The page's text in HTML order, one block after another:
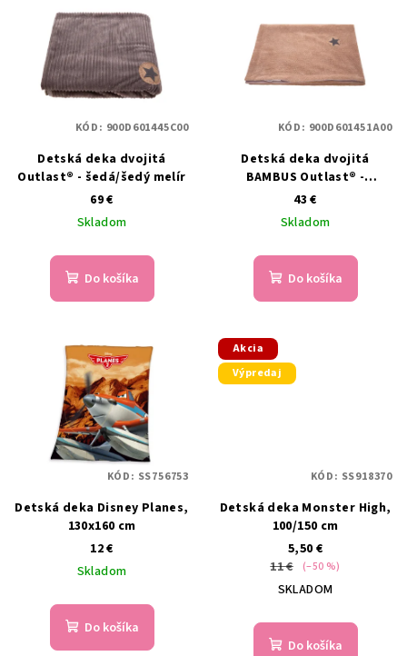
v
Detská deka dvojitá
Outlast® - šedá/šedý melír
69 €
Skladom
Do košíka
KÓD: 900D601445C00
Detská deka dvojitá
BAMBUS Outlast® -
latté/pearl
43 €
Skladom
Do košíka
KÓD: 900D601451A00
Detská deka Disney Planes,
130x160 cm
12 €
Skladom
Do košíka
KÓD: SS756753
Akcia
Výpredaj
Detská deka Monster High,
100/150 cm
5,50 €
11 € (–50 %)
SKLADOM
Do košíka
KÓD: SS918370